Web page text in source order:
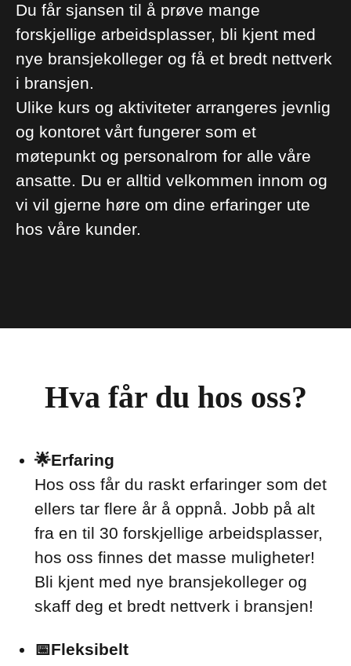
Du får sjansen til å prøve mange
forskjellige arbeidsplasser, bli kjent med
nye bransjekolleger og få et bredt nettverk
i bransjen.
Ulike kurs og aktiviteter arrangeres jevnlig
og kontoret vårt fungerer som et
møtepunkt og personalrom for alle våre
ansatte. Du er alltid velkommen innom og
vi vil gjerne høre om dine erfaringer ute
hos våre kunder.
Hva får du hos oss?
🌟Erfaring
Hos oss får du raskt erfaringer som det
ellers tar flere år å oppnå. Jobb på alt
fra en til 30 forskjellige arbeidsplasser,
hos oss finnes det masse muligheter!
Bli kjent med nye bransjekolleger og
skaff deg et bredt nettverk i bransjen!
📅Fleksibelt